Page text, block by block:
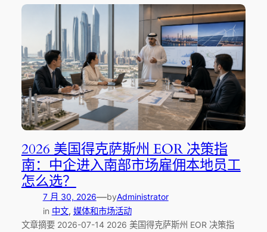
2026 美国得克萨斯州 EOR 决策指
南：中企进入南部市场雇佣本地员工
怎么选？
7 月 30, 2026—byAdministrator
in 中文, 媒体和市场活动
文章摘要 2026-07-14 2026 美国得克萨斯州 EOR 决策指